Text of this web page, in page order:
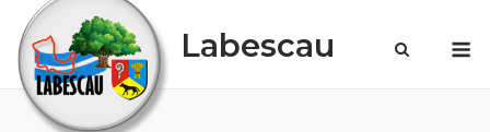
content
Labescau